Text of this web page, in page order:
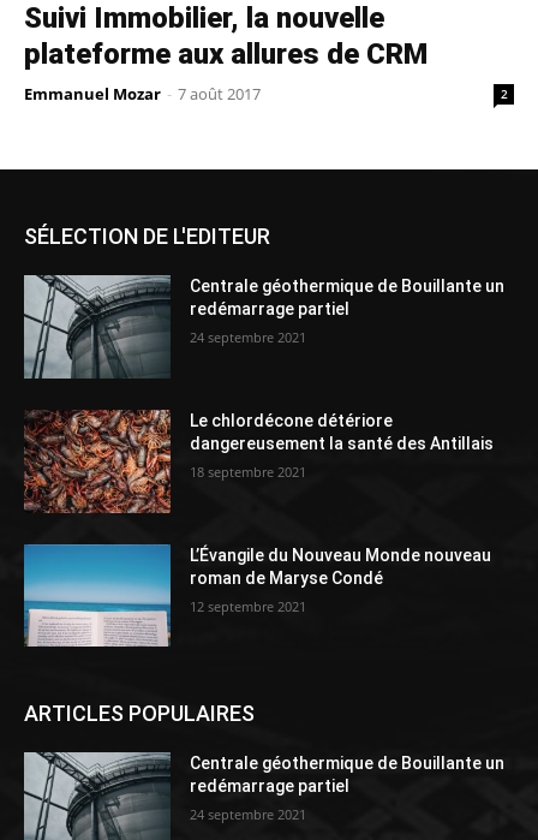
Suivi Immobilier, la nouvelle
plateforme aux allures de CRM
Emmanuel Mozar - 7 août 2017 2
SÉLECTION DE L'EDITEUR
Centrale géothermique de Bouillante un
redémarrage partiel
24 septembre 2021
Le chlordécone détériore
dangereusement la santé des Antillais
18 septembre 2021
L’Évangile du Nouveau Monde nouveau
roman de Maryse Condé
12 septembre 2021
ARTICLES POPULAIRES
Centrale géothermique de Bouillante un
redémarrage partiel
24 septembre 2021